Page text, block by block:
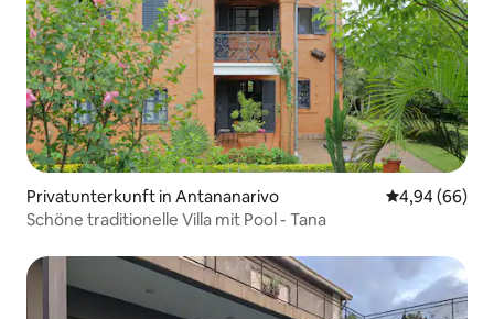
Privatunterkunft in Antananarivo
4,94 (66)
Schöne traditionelle Villa mit Pool - Tana